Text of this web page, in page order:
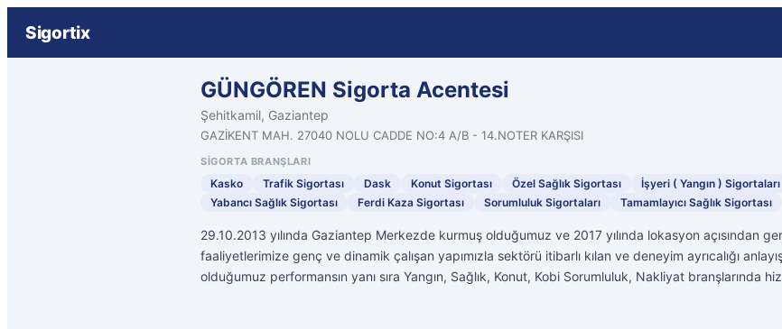
Sigortix
GÜNGÖREN Sigorta Acentesi
Şehitkamil, Gaziantep
GAZİKENT MAH. 27040 NOLU CADDE NO:4 A/B - 14.NOTER KARŞISI
SIGORTA BRANŞLARI
Kasko Trafik Sigortası Dask Konut Sigortası Özel Sağlık Sigortası İşyeri ( Yangın ) Sigortaları
Yabancı Sağlık Sigortası
Ferdi Kaza Sigortası Sorumluluk Sigortaları Tamamlayıcı Sağlık Sigortası
29.10.2013 yılında Gaziantep Merkezde kurmuş olduğumuz ve 2017 yılında lokasyon açısından
faaliyetlerimize genç ve dinamik çalışan yapımızla sektörü itibarlı kılan ve deneyim ayrıcalığı
olduğumuz performansın yanı sıra Yangın, Sağlık, Konut, Kobi Sorumluluk, Nakliyat branşlarında